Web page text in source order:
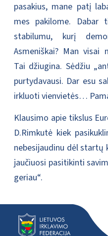
pasakius, mane patį
mes pakilome. Dabar
stabilumu, kurį
Asmeniškai? Man visai
Tai džiugina. Sėdžiu
purtydavausi. Dar esu
irkluoti vienvietės…
Klausimo apie tikslus
D.Rimkutė kiek
nebesijaudinu dėl startų
jaučiuosi pasitikinti
geriau“.